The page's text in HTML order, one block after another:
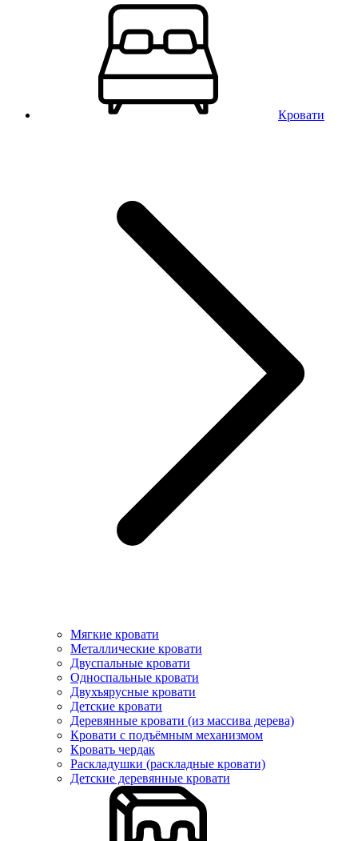
Кровати
Мягкие кровати
Металлические кровати
Двуспальные кровати
Односпальные кровати
Двухъярусные кровати
Детские кровати
Деревянные кровати (из массива дерева)
Кровати с подъёмным механизмом
Кровать чердак
Раскладушки (раскладные кровати)
Детские деревянные кровати